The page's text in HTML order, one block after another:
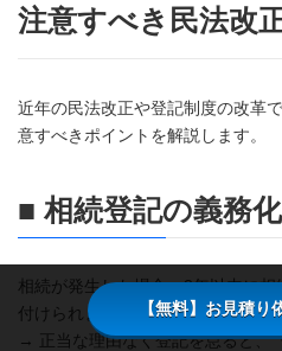
注意すべき民法改
近年の民法改正や登記制度の改革
意すべきポイントを解説します。
■ 相続登記の義務
相続が発生した場合、3年以内に
付けられました。
→ 正当な理由なく登記を怠ると、
【無料】お見積り